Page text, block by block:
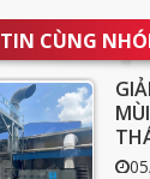
TIN CÙNG